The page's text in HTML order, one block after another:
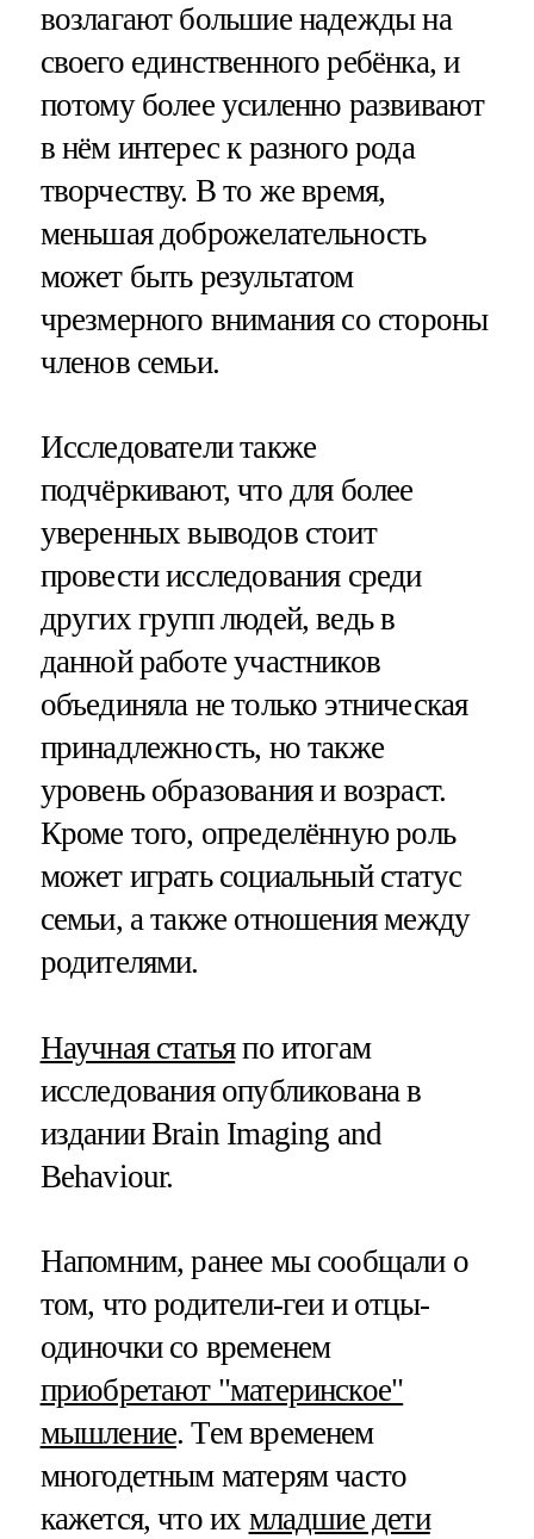
возлагают большие надежды на
своего единственного ребёнка, и
потому более усиленно развивают
в нём интерес к разного рода
творчеству. В то же время,
меньшая доброжелательность
может быть результатом
чрезмерного внимания со стороны
членов семьи.
Исследователи также
подчёркивают, что для более
уверенных выводов стоит
провести исследования среди
других групп людей, ведь в
данной работе участников
объединяла не только этническая
принадлежность, но также
уровень образования и возраст.
Кроме того, определённую роль
может играть социальный статус
семьи, а также отношения между
родителями.
Научная статьяпо итогам
исследования опубликована в
издании Brain Imaging and
Behaviour.
Напомним, ранее мы сообщали о
том, что родители-геи и отцы-
одиночки со временем
приобретают "материнское"
мышление. Тем временем
многодетным матерям часто
кажется, что их младшие дети